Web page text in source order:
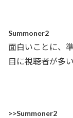
Summoner2
面白いことに、
目に視聴者が多
>>Summoner2